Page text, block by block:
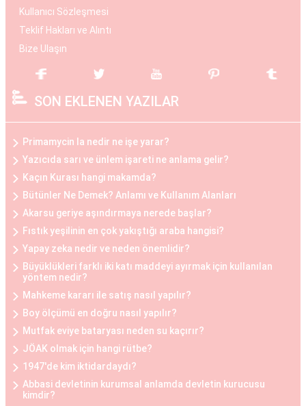
silikon veya tuzlu su dolu implantlar kullanılır.
Operasyon, hasta ile cerrah arasında yapılan
detaylı bir değerlendirme sonucunda kişiye özel
çekici bir görünüm elde etmek isteyen kadınlar
arasında popülerdir.
Göğüs Küçültme Estetiği
Büyük göğüslerin neden olduğu fiziksel
rahatsızlıklar veya estetik kaygılar nedeniyle bazı
kadınlar, göğüs küçültme estetiğini tercih
edebilirler. Bu operasyon, göğüs dokusunun ve
yağın çıkarılması ile gerçekleştirilir. Göğüs
küçültme estetiği, sırt ve boyun ağrılarını
hafifletmek, postürü düzeltmek ve günlük yaşam
kalitesini artırmak isteyen kadınlar arasında
Göğüs Küçültme ve Büyütme Öncesi ve Sonrası
Göğüs estetiği operasyonları öncesinde ve
sonrasında belirli adımlar takip edilir. Operasyon
öncesinde, hasta ile detaylı bir görüşme yapılır,
Kullanıcı Sözleşmesi
Teklif Hakları ve Alıntı
Bize Ulaşın
SON EKLENEN YAZILAR
Primamycin la nedir ne işe yarar?
Yazıcıda sarı ve ünlem işareti ne anlama gelir?
Kaçın Kurası hangi makamda?
Bütünler Ne Demek? Anlamı ve Kullanım Alanları
Akarsu geriye aşındırmaya nerede başlar?
Fıstık yeşilinin en çok yakıştığı araba hangisi?
Yapay zeka nedir ve neden önemlidir?
Büyüklükleri farklı iki katı maddeyi ayırmak için kullanılan
yöntem nedir?
Mahkeme kararı ile satış nasıl yapılır?
Boy ölçümü en doğru nasıl yapılır?
Mutfak eviye bataryası neden su kaçırır?
JÖAK olmak için hangi rütbe?
1947'de kim iktidardaydı?
Abbasi devletinin kurumsal anlamda devletin kurucusu
kimdir?